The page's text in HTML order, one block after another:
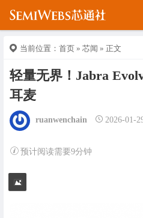
当前位置： 首页 » 芯闻 » 正文
轻量无界！Jabra
耳麦
ruanwenchain 2026-01-
预计阅读需要9分钟